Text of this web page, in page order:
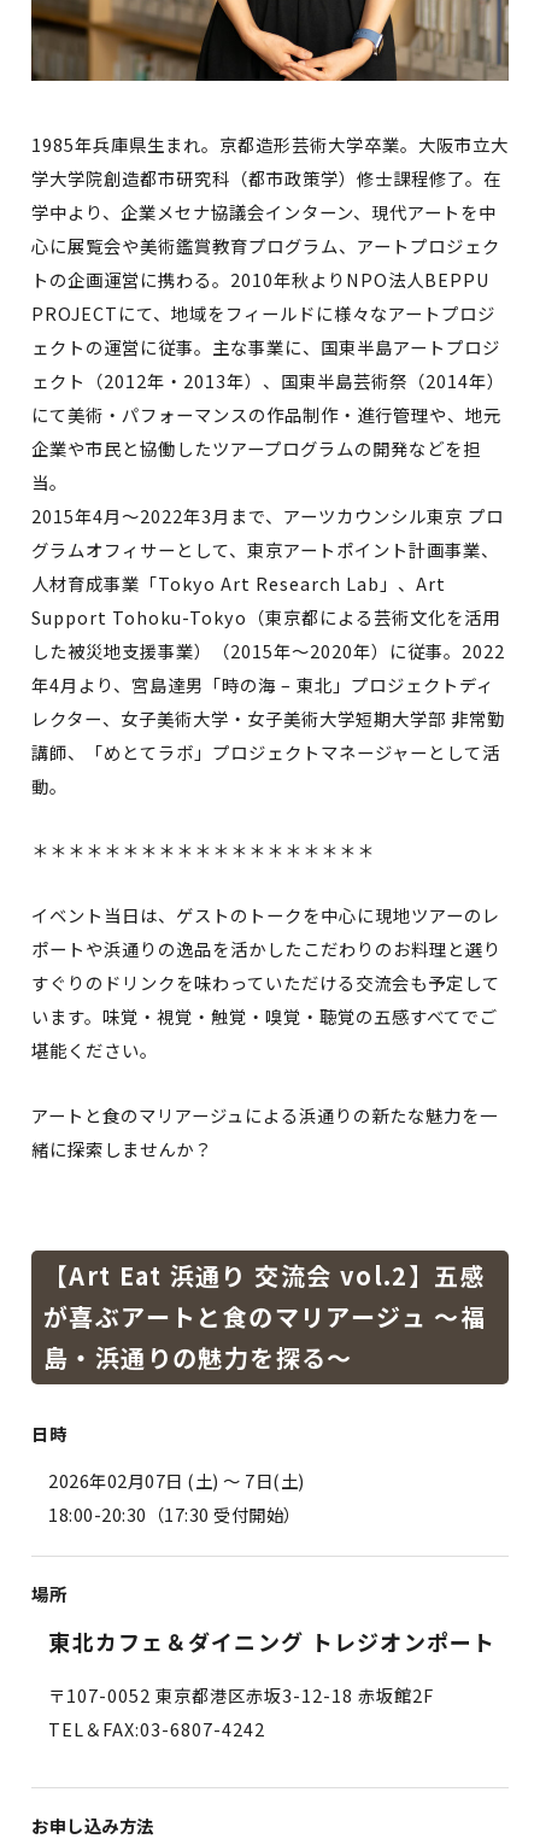
1985年兵庫県生まれ。京都造形芸術大学卒業。大阪市立大
学大学院創造都市研究科（都市政策学）修士課程修了。在
学中より、企業メセナ協議会インターン、現代アートを中
心に展覧会や美術鑑賞教育プログラム、アートプロジェク
トの企画運営に携わる。2010年秋よりNPO法人BEPPU
PROJECTにて、地域をフィールドに様々なアートプロジ
ェクトの運営に従事。主な事業に、国東半島アートプロジ
ェクト（2012年・2013年）、国東半島芸術祭（2014年）
にて美術・パフォーマンスの作品制作・進行管理や、地元
企業や市民と協働したツアープログラムの開発などを担
当。
2015年4月〜2022年3月まで、アーツカウンシル東京 プロ
グラムオフィサーとして、東京アートポイント計画事業、
人材育成事業「Tokyo Art Research Lab」、Art
Support Tohoku-Tokyo（東京都による芸術文化を活用
した被災地支援事業）（2015年〜2020年）に従事。2022
年4月より、宮島達男「時の海 – 東北」プロジェクトディ
レクター、女子美術大学・女子美術大学短期大学部 非常勤
講師、「めとてラボ」プロジェクトマネージャーとして活
動。
＊＊＊＊＊＊＊＊＊＊＊＊＊＊＊＊＊＊＊
イベント当日は、ゲストのトークを中心に現地ツアーのレ
ポートや浜通りの逸品を活かしたこだわりのお料理と選り
すぐりのドリンクを味わっていただける交流会も予定して
います。味覚・視覚・触覚・嗅覚・聴覚の五感すべてでご
堪能ください。
アートと食のマリアージュによる浜通りの新たな魅力を一
緒に探索しませんか？
【Art Eat 浜通り 交流会 vol.2】五感
が喜ぶアートと食のマリアージュ 〜福
島・浜通りの魅力を探る〜
日時
2026年02月07日 (土)〜 7日(土)
18:00-20:30（17:30 受付開始）
場所
東北カフェ＆ダイニング トレジオンポート
〒107-0052 東京都港区赤坂3-12-18 赤坂館2F
TEL＆FAX:03-6807-4242
お申し込み方法